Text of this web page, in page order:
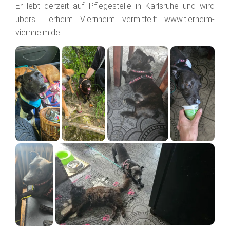
Er lebt derzeit auf Pflegestelle in Karlsruhe und wird
übers Tierheim Viernheim vermittelt: www.tierheim-
viernheim.de